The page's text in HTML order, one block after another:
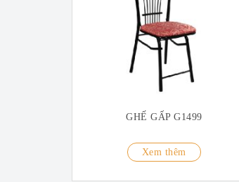
GHẾ GẤP G1499
Xem thêm